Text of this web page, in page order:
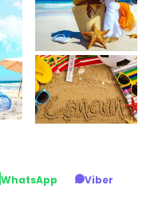
WhatsApp Viber